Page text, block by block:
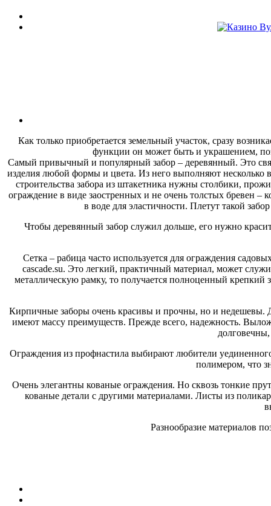
Как только приобретается земельный участок, сразу
функции он может быть и украшением,
Самый привычный и популярный забор – деревянный. Это
изделия любой формы и цвета. Из него выполняют несколько
строительства забора из штакетника нужны столбики,
ограждение в виде заостренных и не очень толстых бревен –
в воде для эластичности. Плетут такой
Чтобы деревянный забор служил дольше, его нужно
Сетка – рабица часто используется для ограждения
cascade.su. Это легкий, практичный материал, может
металлическую рамку, то получается полноценный крепкий
Кирпичные заборы очень красивы и прочны, но и недешевы.
имеют массу преимуществ. Прежде всего, надежность.
Ограждения из профнастила выбирают любители
полимером, что
Очень элегантны кованые ограждения. Но сквозь тонкие
кованые детали с другими материалами. Листы из
Разнообразие материалов